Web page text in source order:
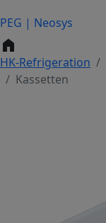
PEG | Neosys
home
HK-Refrigeration
Kassetten